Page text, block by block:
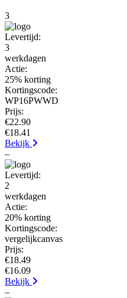
3
Levertijd:
3
werkdagen
Actie:
25% korting
Kortingscode:
WP16PWWD
Prijs:
€22.90
€18.41
Bekijk
–
Levertijd:
2
werkdagen
Actie:
20% korting
Kortingscode:
vergelijkcanvas
Prijs:
€18.49
€16.09
Bekijk
–